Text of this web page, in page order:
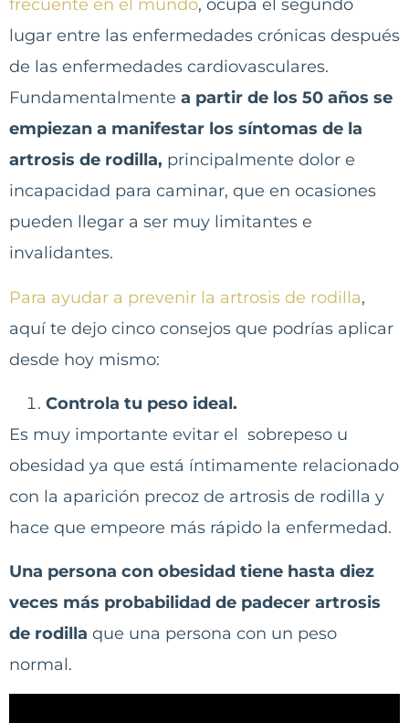
frecuente en el mundo, ocupa el segundo
lugar entre las enfermedades crónicas después
de las enfermedades cardiovasculares.
Fundamentalmente a partir de los 50 años se
empiezan a manifestar los síntomas de la
artrosis de rodilla, principalmente dolor e
incapacidad para caminar, que en ocasiones
pueden llegar a ser muy limitantes e
invalidantes.
Para ayudar a prevenir la artrosis de rodilla,
aquí te dejo cinco consejos que podrías aplicar
desde hoy mismo:
Controla tu peso ideal.
Es muy importante evitar el sobrepeso u
obesidad ya que está íntimamente relacionado
con la aparición precoz de artrosis de rodilla y
hace que empeore más rápido la enfermedad.
Una persona con obesidad tiene hasta diez
veces más probabilidad de padecer artrosis
de rodilla que una persona con un peso
normal.